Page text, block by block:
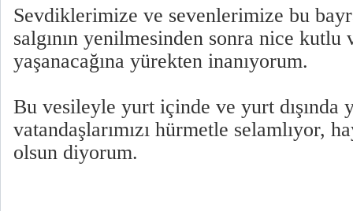
Sevdiklerimize ve sevenlerimize bu
salgının yenilmesinden sonra nice kutlu
yaşanacağına yürekten inanıyorum.
Bu vesileyle yurt içinde ve yurt dışında
vatandaşlarımızı hürmetle selamlıyor,
olsun diyorum.